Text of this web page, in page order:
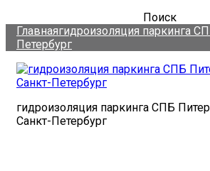
Поиск
Главнаягидроизоляция паркинга
Петербург
гидроизоляция паркинга СПБ Питер
Санкт-Петербург